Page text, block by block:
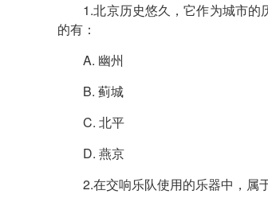
1.北京历史悠久，它作为城市的
的有：
A. 幽州
B. 蓟城
C. 北平
D. 燕京
2.在交响乐队使用的乐器中，属